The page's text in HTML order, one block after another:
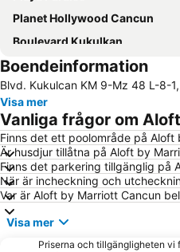
Planet Hollywood Cancun
Boulevard Kukulkan
Playa Caracol
Cancún Center Conventions & Exhibitions
Aquaworld
We Move Forward
Boendeinformation
Blvd. Kukulcan KM 9-Mz 48 L-8-
Visa mer
Vanliga frågor om
Finns det ett poolområde på Aloft
Är husdjur tillåtna på Aloft by
Finns det parkering tillgänglig på
När är incheckning och
Var är Aloft by Marriott Cancun
Visa mer
Priserna och tillgängligheten vi